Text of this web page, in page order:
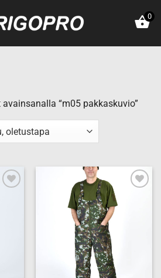
0
avainsanalla “m05 pakkaskuvio”